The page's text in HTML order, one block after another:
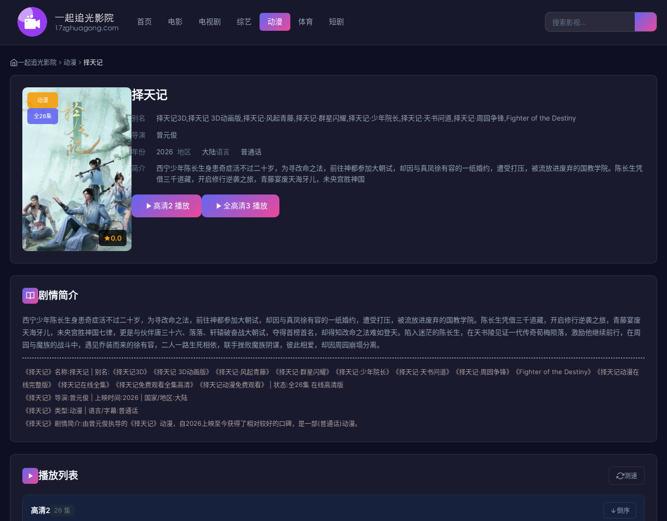
首页 电影 电视剧 综艺 动漫 体育 短剧
一起追光影院 动漫 择天记
动漫
全26集
0.0
择天记
别名
择天记3D,择天记 3D动画版,择天记·风起青藤,择天记·群星闪耀,择天记·少年院长,择天记·天书问道,择天记·周园争锋,Fighter of the Destiny
导演
曾元俊
年份
2026 地区 大陆语言
普通话
简介
西宁少年陈长生身患奇症活不过二十岁，为寻改命之法，前往神都参加大朝试，却因与真凤徐有容的一纸婚约，遭受打压，被流放进废弃的国教学院。陈长生凭
借三千道藏，开启修行逆袭之旅，青藤宴废天海牙儿，未央宫胜神国
高清2 播放 全高清3 播放
剧情简介
西宁少年陈长生身患奇症活不过二十岁，为寻改命之法，前往神都参加大朝试，却因与真凤徐有容的一纸婚约，遭受打压，被流放进废弃的国教学院。陈长生凭借三千道藏，开启修行逆袭之旅，青藤宴废
天海牙儿，未央宫胜神国七律，更是与伙伴唐三十六、落落、轩辕破奋战大朝试，夺得首榜首名，却得知改命之法难如登天。陷入迷茫的陈长生，在天书陵见证一代传奇荀梅陨落，激励他继续前行，在周
园与魔族的战斗中，遇见乔装而来的徐有容，二人一路生死相依，联手挫败魔族阴谋，彼此相爱，却因周园崩塌分离。
《择天记》名称:择天记 | 别名:《择天记3D》《择天记 3D动画版》《择天记·风起青藤》《择天记·群星闪耀》《择天记·少年院长》《择天记·天书问道》《择天记·周园争锋》《Fighter of the Destiny》《择天记动漫在
线完整版》《择天记在线全集》《择天记免费观看全集高清》《择天记动漫免费观看》 | 状态:全26集 在线高清版
《择天记》导演:曾元俊 | 上映时间:2026 | 国家/地区:大陆
《择天记》类型:动漫 | 语言/字幕:普通话
《择天记》剧情简介:由曾元俊执导的《择天记》动漫，自2026上映至今获得了相对较好的口碑，是一部(普通话)动漫。
播放列表 测速
高清2 26 集 倒序